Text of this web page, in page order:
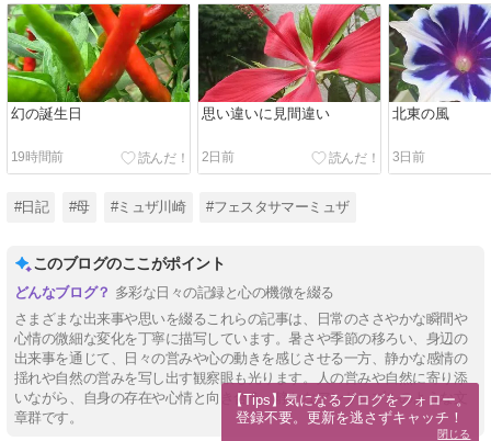
幻の誕生日
19時間前
思い違いに見間違い
2日前
北東の風
3日前
#日記 #母 #ミュザ川崎 #フェスタサマーミュザ
このブログのここがポイント
多彩な日々の記録と心の機微を綴る
さまざまな出来事や思いを綴るこれらの記事は、日常のささやかな瞬間や
心情の微細な変化を丁寧に描写しています。暑さや季節の移ろい、身辺の
出来事を通じて、日々の営みや心の動きを感じさせる一方、静かな感情の
揺れや自然の営みを写し出す観察眼も光ります。人の営みや自然に寄り添
いながら、自身の存在や心情と向き合う、静かなアンサンブルのような文
章群です。
【Tips】気になるブログをフォロー。
登録不要。更新を逃さずキャッチ！
閉じる